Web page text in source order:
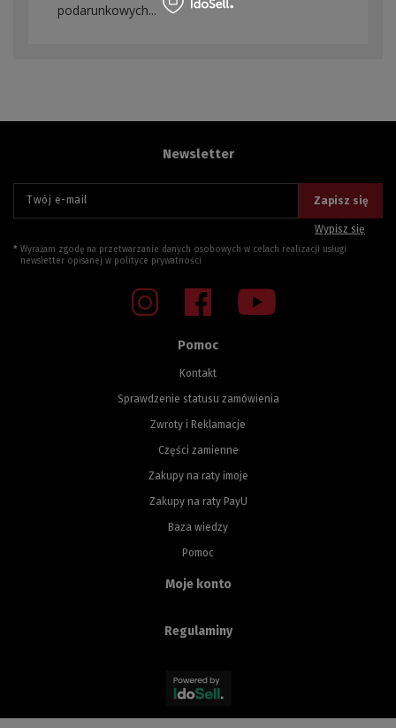
podarunkowych...
Pomoc
Kontakt
Sprawdzenie statusu zamówienia
Zwroty i Reklamacje
Części zamienne
Zakupy na raty imoje
Zakupy na raty PayU
Baza wiedzy
Pomoc
Moje konto
Regulaminy
Newsletter
Twój e-mail Zapisz się
Wypisz się
Wyrażam zgodę na przetwarzanie danych osobowych w celach realizacji usługi
newsletter opisanej w polityce prywatności